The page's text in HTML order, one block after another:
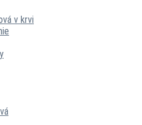
v krvi